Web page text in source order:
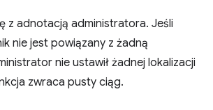
z adnotacją administratora. Jeśli
nie jest powiązany z żadną
nie ustawił żadnej lokalizacji
zwraca pusty ciąg.